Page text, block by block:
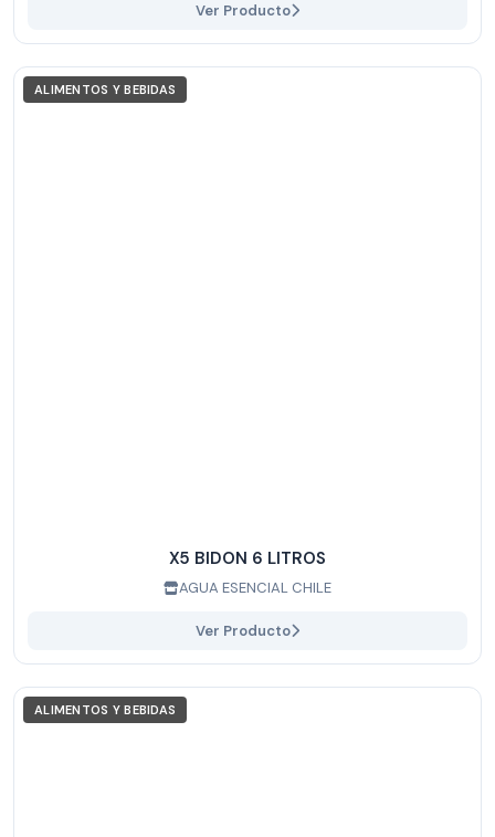
Ver Producto
ALIMENTOS Y BEBIDAS
X5 BIDON 6 LITROS
AGUA ESENCIAL CHILE
Ver Producto
ALIMENTOS Y BEBIDAS